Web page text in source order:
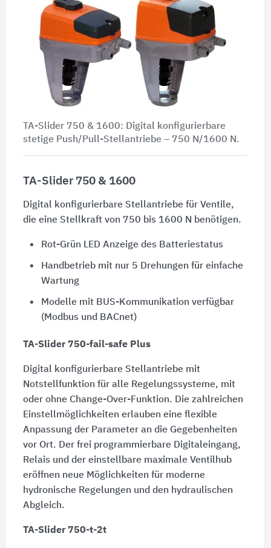
TA-Slider 750 & 1600: Digital konfigurierbare
stetige Push/Pull-Stellantriebe – 750 N/1600 N.
TA-Slider 750 & 1600
Digital konfigurierbare Stellantriebe für Ventile,
die eine Stellkraft von 750 bis 1600 N benötigen.
Rot-Grün LED Anzeige des Batteriestatus
Handbetrieb mit nur 5 Drehungen für einfache
Wartung
Modelle mit BUS-Kommunikation verfügbar
(Modbus und BACnet)
TA-Slider 750-fail-safe Plus
Digital konfigurierbare Stellantriebe mit
Notstellfunktion für alle Regelungssysteme, mit
oder ohne Change-Over-Funktion. Die zahlreichen
Einstellmöglichkeiten erlauben eine flexible
Anpassung der Parameter an die Gegebenheiten
vor Ort. Der frei programmierbare Digitaleingang,
Relais und der einstellbare maximale Ventilhub
eröffnen neue Möglichkeiten für moderne
hydronische Regelungen und den hydraulischen
Abgleich.
TA-Slider 750-t-2t